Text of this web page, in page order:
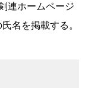
連ホームページ
名を掲載する。